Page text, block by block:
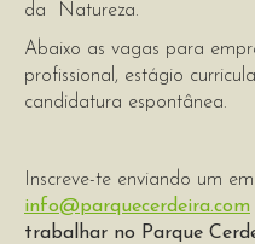
da Natureza.
Abaixo as vagas para
profissional, estágio
candidatura espontânea.
Inscreve-te enviando um
info@parquecerdeira.com
trabalhar no Parque